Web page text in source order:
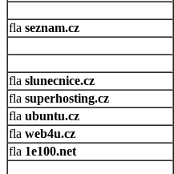
seznam.cz
slunecnice.cz
superhosting.cz
ubuntu.cz
web4u.cz
1e100.net